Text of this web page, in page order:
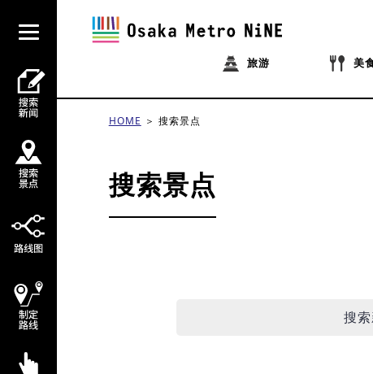
旅游 美
HOME 搜索景点
搜索景点
搜